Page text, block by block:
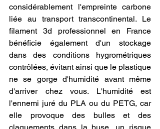
considérablement l'empreinte carbone
liée au transport transcontinental. Le
filament 3d professionnel en France
bénéficie également d'un stockage
dans des conditions hygrométriques
contrôlées, évitant ainsi que le plastique
ne se gorge d'humidité avant même
d'arriver chez vous. L'humidité est
l'ennemi juré du PLA ou du PETG, car
elle provoque des bulles et des